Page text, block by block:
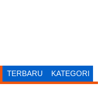
TERBARU KATEGORI